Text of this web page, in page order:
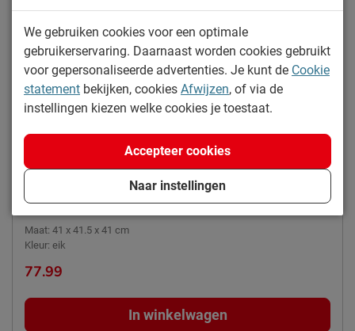
Onderhoud
Stofzuiger met een
meubelmondstuk
Garantie
2 jaar garantie volgens CBW
voorwaarden
Montage
niet inbegrepen
Leveranciersinformatie
Naam
Locatie
Meulebeeksestraat 51,
8710, Wielsbeke, België
Emailadres
Yes, dit wordt hem!
Poef Bouclé
Maat: 41 x 41.5 x 41 cm
Kleur: eik
77.99
In winkelwagen
We gebruiken cookies voor een optimale
gebruikerservaring. Daarnaast worden cookies gebruikt
voor gepersonaliseerde advertenties. Je kunt de Cookie
statement bekijken, cookies Afwijzen, of via de
instellingen kiezen welke cookies je toestaat.
Naar instellingen
Accepteer cookies